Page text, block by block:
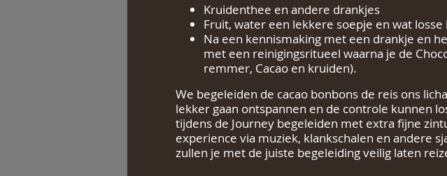
Kruidenthee en andere drankjes
Fruit, water een lekkere soepje en wat losse
Na een kennismaking met een drankje en
met een reinigingsritueel waarna je de
remmer, Cacao en kruiden).
We begeleiden de cacao bonbons de reis ons
lekker gaan ontspannen en de controle kunnen
tijdens de Journey begeleiden met extra fijne
experience via muziek, klankschalen en andere
zullen je met de juiste begeleiding veilig laten